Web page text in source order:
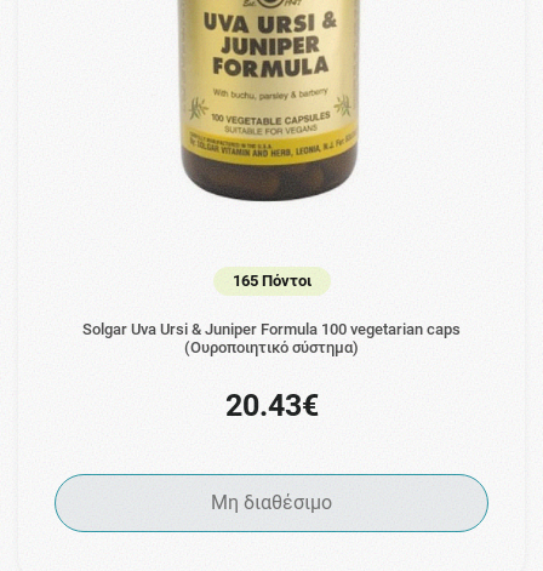
165 Πόντοι
Solgar Uva Ursi & Juniper Formula 100 vegetarian caps
(Ουροποιητικό σύστημα)
20.43€
Μη διαθέσιμο